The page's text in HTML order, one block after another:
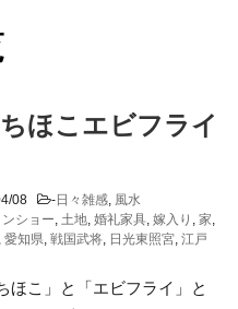
ほこエビフライ
08 -日々雑感, 風水
ショー, 土地, 婚礼家具, 嫁入り , 家,
, 愛知県, 戦国武将, 日光東照宮, 江戸
ほこ」と「エビフライ」と